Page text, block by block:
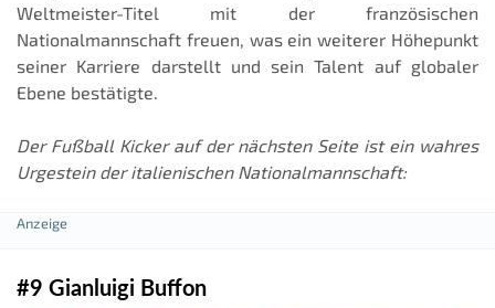
Weltmeister-Titel mit der französischen
Nationalmannschaft freuen, was ein weiterer Höhepunkt
seiner Karriere darstellt und sein Talent auf globaler
Ebene bestätigte.
Der Fußball Kicker auf der nächsten Seite ist ein wahres
Urgestein der italienischen Nationalmannschaft:
#9 Gianluigi Buffon